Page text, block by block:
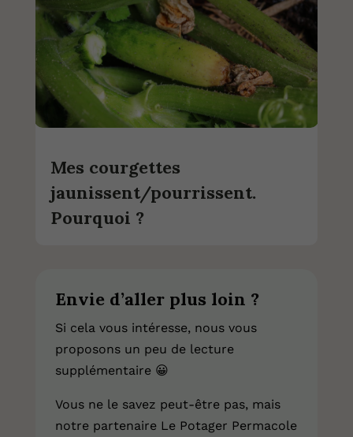
Mes courgettes
jaunissent/pourrissent.
Pourquoi ?
Envie d’aller plus loin ?
Si cela vous intéresse, nous vous
proposons un peu de lecture
supplémentaire 😀
Vous ne le savez peut-être pas, mais
notre partenaire Le Potager Permacole